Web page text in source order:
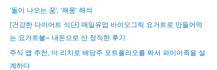
‘돌이 나오는 꿈’, ‘해몽’ 해석
[건강한 다이어트 식단] 매일유업 바이오그릭 요거트로 만들어먹
는 요거트볼~ 내돈으로 산 정직한 후기
주식 앱 추천, 더 리치로 배당주 포트폴리오를 짜서 파이어족을 설
계하다